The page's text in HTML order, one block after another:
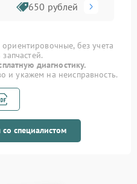
650 рублей
без учета
диагностику.
и укажем на неисправность.
специалистом